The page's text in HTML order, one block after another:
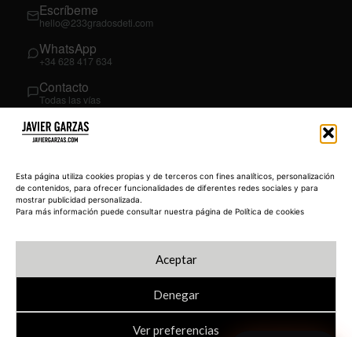
Esta página utiliza cookies propias y de terceros con fines analíticos, personalización
de contenidos, para ofrecer funcionalidades de diferentes redes sociales y para
mostrar publicidad personalizada.
Para más información puede consultar nuestra página de Política de cookies
Aceptar
Denegar
Ver preferencias
Escríbeme
hello@233gradosdeti.com
WhatsApp
+34 628 417 634
Contacto
Todas las vías
03SÍGUEME
YouTube
@JavierGarzas
LinkedIn